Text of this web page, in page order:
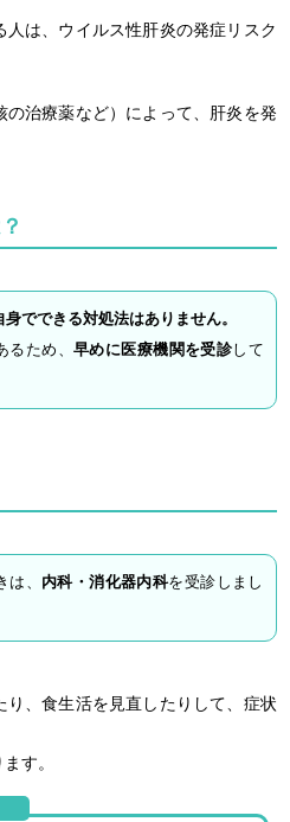
は、ウイルス性肝炎の発症リスク
の治療薬など）によって、肝炎を発
身でできる対処法はありません。
るため、 早めに医療機関を受診して
、 内科・消化器内科を受診しまし
り、食生活を見直したりして、症状
す。